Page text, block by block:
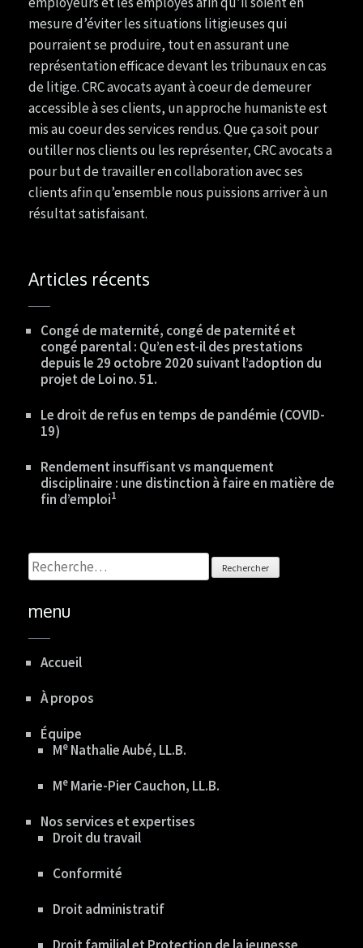
mesure d’éviter les situations litigieuses qui
pourraient se produire, tout en assurant une
représentation efficace devant les tribunaux en cas
de litige. CRC avocats ayant à coeur de demeurer
accessible à ses clients, un approche humaniste est
mis au coeur des services rendus. Que ça soit pour
outiller nos clients ou les représenter, CRC avocats a
pour but de travailler en collaboration avec ses
clients afin qu’ensemble nous puissions arriver à un
résultat satisfaisant.
Articles récents
Congé de maternité, congé de paternité et
congé parental : Qu’en est-il des prestations
depuis le 29 octobre 2020 suivant l’adoption du
projet de Loi no. 51.
Le droit de refus en temps de pandémie (COVID-
19)
Rendement insuffisant vs manquement
disciplinaire : une distinction à faire en matière de
fin d’emploi1
Rechercher :
menu
Accueil
À propos
Équipe
ME Nathalie Aubé, LL.B.
ME Marie-Pier Cauchon, LL.B.
Nos services et expertises
Droit du travail
Conformité
Droit administratif